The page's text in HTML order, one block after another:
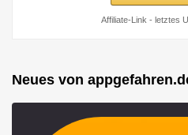
Affiliate-Link - letztes
Neues von